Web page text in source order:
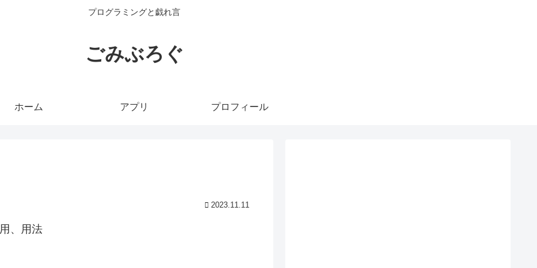
プログラミングと戯れ言
ごみぶろぐ
ホーム アプリ プロフィール
2023.11.11
、用法